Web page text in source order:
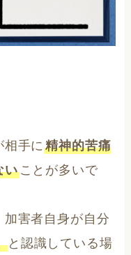
相手に精神的苦痛
いことが多いで
害者自身が自分
と認識している場